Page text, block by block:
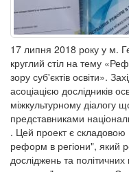
17 липня 2018 року у м.
круглий стіл на тему
зору суб'єктів освіти».
асоціацією дослідників
міжкультурному діалогу
представниками
. Цей проект є
реформ в регіони", який
досліджень та